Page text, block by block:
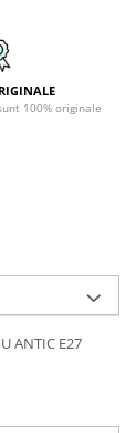
100% originale
ANTIC E27